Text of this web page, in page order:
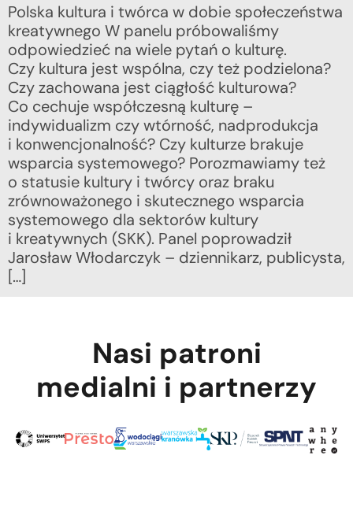
Polska kultura i twórca w dobie społeczeństwa
kreatywnego W panelu próbowaliśmy
odpowiedzieć na wiele pytań o kulturę.
Czy kultura jest wspólna, czy też podzielona?
Czy zachowana jest ciągłość kulturowa?
Co cechuje współczesną kulturę –
indywidualizm czy wtórność, nadprodukcja
i konwencjonalność? Czy kulturze brakuje
wsparcia systemowego? Porozmawiamy też
o statusie kultury i twórcy oraz braku
zrównoważonego i skutecznego wsparcia
systemowego dla sektorów kultury
i kreatywnych (SKK). Panel poprowadził
Jarosław Włodarczyk – dziennikarz, publicysta,
[…]
Nasi patroni
medialni i partnerzy